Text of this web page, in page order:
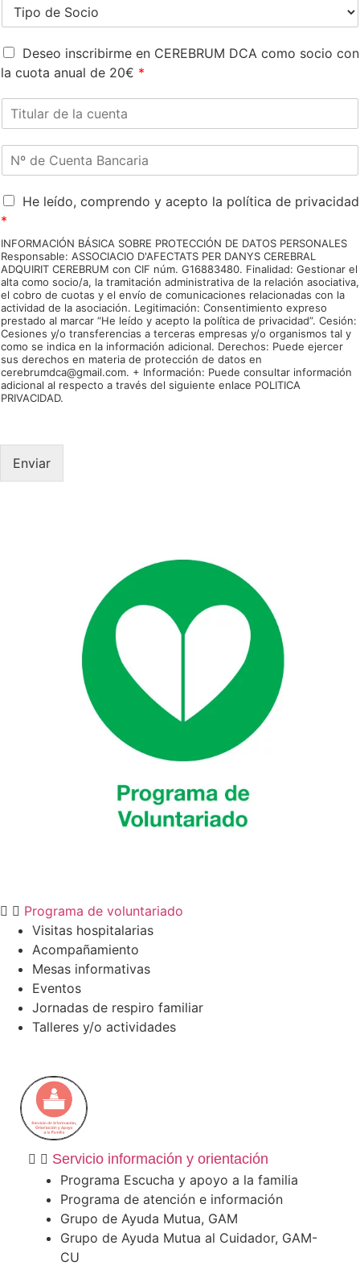
ó
n
i
c
*
o
d
S
c
i
*
C
u
o
t
s
o
i
o
*
Deseo inscribirme en CEREBRUM DCA como socio con
la cuota anual de 20€ *
r
d
l
a
c
u
e
n
t
a
*
e
C
e
n
t
a
B
a
n
c
a
r
*
A
c
e
r
d
o
R
G
P
D
*
He leído, comprendo y acepto la política de privacidad
*
INFORMACIÓN BÁSICA SOBRE PROTECCIÓN DE DATOS PERSONALES
Responsable: ASSOCIACIO D'AFECTATS PER DANYS CEREBRAL
ADQUIRIT CEREBRUM con CIF núm. G16883480. Finalidad: Gestionar el
alta como socio/a, la tramitación administrativa de la relación asociativa,
el cobro de cuotas y el envío de comunicaciones relacionadas con la
actividad de la asociación. Legitimación: Consentimiento expreso
prestado al marcar “He leído y acepto la política de privacidad”. Cesión:
Cesiones y/o transferencias a terceras empresas y/o organismos tal y
como se indica en la información adicional. Derechos: Puede ejercer
sus derechos en materia de protección de datos en
cerebrumdca@gmail.com. + Información: Puede consultar información
adicional al respecto a través del siguiente enlace POLITICA
PRIVACIDAD.
Enviar
Programa de voluntariado
Visitas hospitalarias
Acompañamiento
Mesas informativas
Eventos
Jornadas de respiro familiar
Talleres y/o actividades
Servicio información y orientación
Programa Escucha y apoyo a la familia
Programa de atención e información
Grupo de Ayuda Mutua, GAM
Grupo de Ayuda Mutua al Cuidador, GAM-
CU